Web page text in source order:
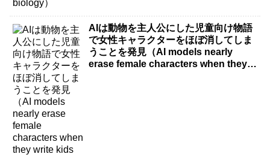
AIは動物を主人公にした児童向け物語
で女性キャラクターをほぼ消してしま
うことを発見（AI models nearly
erase female characters when they